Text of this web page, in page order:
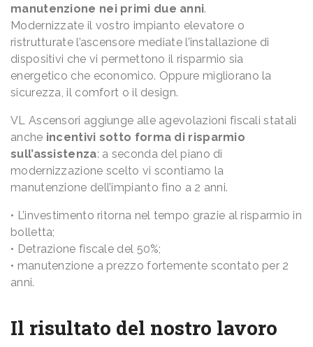
manutenzione nei primi due anni.
Modernizzate il vostro impianto elevatore o
ristrutturate l’ascensore mediate l’installazione di
dispositivi che vi permettono il risparmio sia
energetico che economico. Oppure migliorano la
sicurezza, il comfort o il design.
VL Ascensori aggiunge alle agevolazioni fiscali statali
anche incentivi sotto forma di risparmio
sull’assistenza: a seconda del piano di
modernizzazione scelto vi scontiamo la
manutenzione dell’impianto fino a 2 anni.
• L’investimento ritorna nel tempo grazie al risparmio in
bolletta;
• Detrazione fiscale del 50%;
• manutenzione a prezzo fortemente scontato per 2
anni.
Il risultato del nostro lavoro